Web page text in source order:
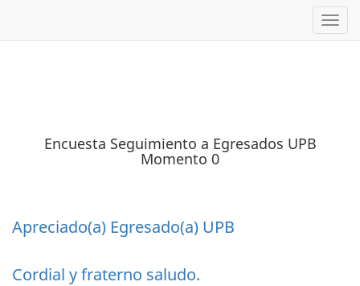
Encuesta Seguimiento a Egresados UPB
Momento 0
Apreciado(a) Egresado(a) UPB
Cordial y fraterno saludo.